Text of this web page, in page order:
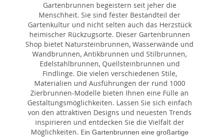
Gartenbrunnen begeistern seit jeher die
Menschheit. Sie sind fester Bestandteil der
Gartenkultur und nicht selten auch das Herzstück
heimischer Rückzugsorte. Dieser Gartenbrunnen
Shop bietet Natursteinbrunnen, Wasserwände und
Wandbrunnen, Antikbrunnen und Stilbrunnen,
Edelstahlbrunnen, Quellsteinbrunnen und
Findlinge. Die vielen verschiedenen Stile,
Materialien und Ausführungen der rund 1000
Zierbrunnen-Modelle bieten Ihnen eine Fülle an
Gestaltungsmöglichkeiten. Lassen Sie sich einfach
von den attraktiven Designs und neuesten Trends
inspirieren und entdecken Sie die Vielfalt der
Möglichkeiten. Ein Gartenbrunnen eine großartige